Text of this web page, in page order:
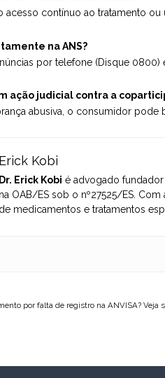
acesso contínuo ao tratamento ou
na ANS?
por telefone (Disque 0800)
ação judicial contra a
abusiva, o consumidor
Erick Kobi
Dr. Erick Kobi é advogado
na OAB/ES sob o nº27525/ES.
de medicamentos e tratamentos
por falta de registro na ANVISA? Veja